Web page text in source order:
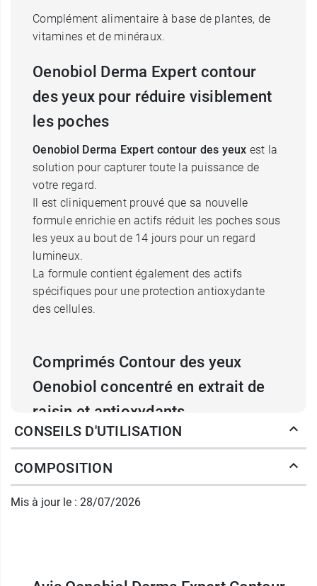
Complément alimentaire à base de plantes, de
vitamines et de minéraux.
Oenobiol Derma Expert contour
des yeux pour réduire visiblement
les poches
Oenobiol Derma Expert contour des yeux est la
solution pour capturer toute la puissance de
votre regard.
Il est cliniquement prouvé que sa nouvelle
formule enrichie en actifs réduit les poches sous
les yeux au bout de 14 jours pour un regard
lumineux.
La formule contient également des actifs
spécifiques pour une protection antioxydante
des cellules.
Comprimés Contour des yeux
Oenobiol concentré en extrait de
raisin et antioxydants
Marc de raisin: actif Oenobiol exclusif
approvisionnement local en France et d'une
composition en polyphénols et testé
Extrait de pépin de raisin: issu de raisins
CONSEILS D'UTILISATION
COMPOSITION
Mis à jour le : 28/07/2026